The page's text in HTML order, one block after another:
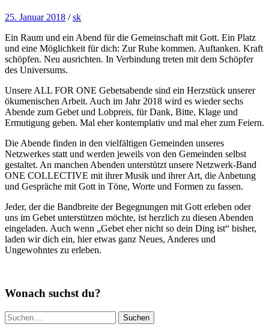
25. Januar 2018 /sk
Ein Raum und ein Abend für die Gemeinschaft mit Gott. Ein Platz
und eine Möglichkeit für dich: Zur Ruhe kommen. Auftanken. Kraft
schöpfen. Neu ausrichten. In Verbindung treten mit dem Schöpfer
des Universums.
Unsere ALL FOR ONE Gebetsabende sind ein Herzstück unserer
ökumenischen Arbeit. Auch im Jahr 2018 wird es wieder sechs
Abende zum Gebet und Lobpreis, für Dank, Bitte, Klage und
Ermutigung geben. Mal eher kontemplativ und mal eher zum Feiern.
Die Abende finden in den vielfältigen Gemeinden unseres
Netzwerkes statt und werden jeweils von den Gemeinden selbst
gestaltet. An manchen Abenden unterstützt unsere Netzwerk-Band
ONE COLLECTIVE mit ihrer Musik und ihrer Art, die Anbetung
und Gespräche mit Gott in Töne, Worte und Formen zu fassen.
Jeder, der die Bandbreite der Begegnungen mit Gott erleben oder
uns im Gebet unterstützen möchte, ist herzlich zu diesen Abenden
eingeladen. Auch wenn „Gebet eher nicht so dein Ding ist“ bisher,
laden wir dich ein, hier etwas ganz Neues, Anderes und
Ungewohntes zu erleben.
Wonach suchst du?
Suchen
nach: